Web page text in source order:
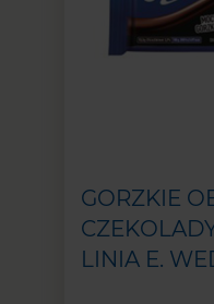
GORZKIE
LINIA E.